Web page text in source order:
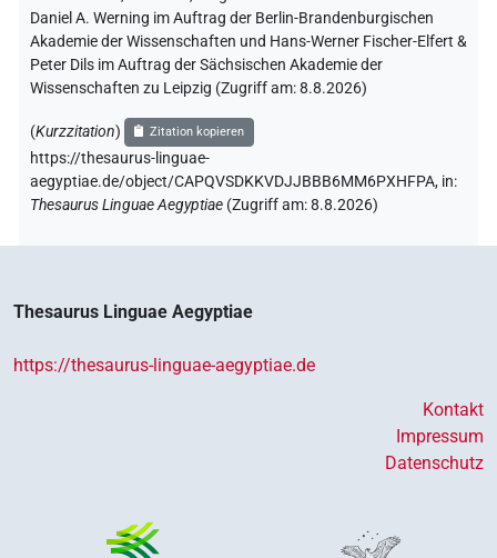
Daniel A. Werning im Auftrag der Berlin-Brandenburgischen
Akademie der Wissenschaften und Hans-Werner Fischer-Elfert &
Peter Dils im Auftrag der Sächsischen Akademie der
Wissenschaften zu Leipzig (Zugriff am:8.8.2026)
(Kurzzitation) Zitation kopieren
https://thesaurus-linguae-
aegyptiae.de/object/CAPQVSDKKVDJJBBB6MM6PXHFPA, in:
Thesaurus Linguae Aegyptiae (Zugriff am:8.8.2026)
Thesaurus Linguae Aegyptiae
https://thesaurus-linguae-aegyptiae.de
Kontakt
Impressum
Datenschutz